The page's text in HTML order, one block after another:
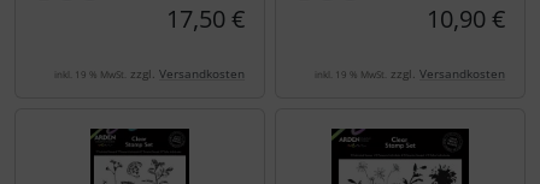
17,50 €
inkl. 19 % MwSt. zzgl. Versandkosten
10,90 €
inkl. 19 % MwSt. zzgl. Versandkosten